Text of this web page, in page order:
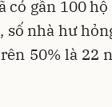
có gần 100
nhà hư
50% là 22